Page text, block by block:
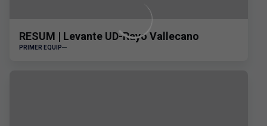
RESUM | Levante UD-Rayo Vallecano
PRIMER EQUIP